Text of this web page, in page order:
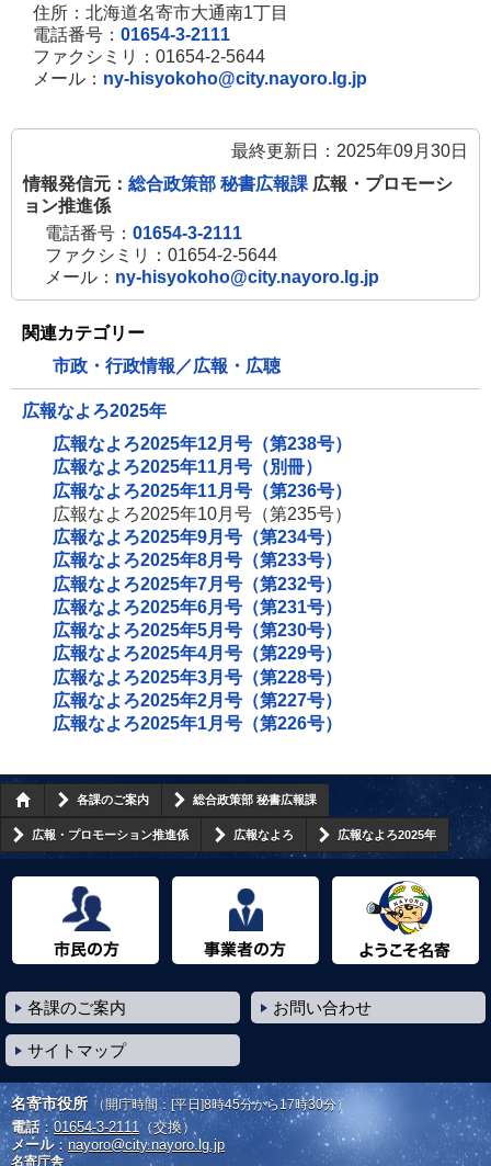
開
ま
住所：北海道名寄市大通南1丁目
電話番号： 01654-3-2111
ファクシミリ：01654-2-5644
メール： ny-hisyokoho@city.nayoro.lg.jp
最終更新日：2025年09月30日
情報発信元： 総合政策部 秘書広報課 広報・プロモーシ
ョン推進係
電話番号： 01654-3-2111
ファクシミリ：01654-2-5644
メール： ny-hisyokoho@city.nayoro.lg.jp
関連カテゴリー
市政・行政情報／広報・広聴
広報なよろ2025年
広報なよろ2025年12月号（第238号）
広報なよろ2025年11月号（別冊）
広報なよろ2025年11月号（第236号）
広報なよろ2025年10月号（第235号）
広報なよろ2025年9月号（第234号）
広報なよろ2025年8月号（第233号）
広報なよろ2025年7月号（第232号）
広報なよろ2025年6月号（第231号）
広報なよろ2025年5月号（第230号）
広報なよろ2025年4月号（第229号）
広報なよろ2025年3月号（第228号）
広報なよろ2025年2月号（第227号）
広報なよろ2025年1月号（第226号）
各課のご案内 総合政策部 秘書広報課
広報・プロモーション推進係 広報なよろ 広報なよろ2025年
各課のご案内 お問い合わせ
サイトマップ
名寄市役所 （開庁時間：[平日]8時45分から17時30分）
電話： 01654-3-2111（交換）
メール：nayoro@city.nayoro.lg.jp
名寄庁舎